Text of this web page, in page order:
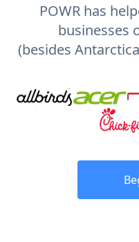
POWR has
businesses
(besides